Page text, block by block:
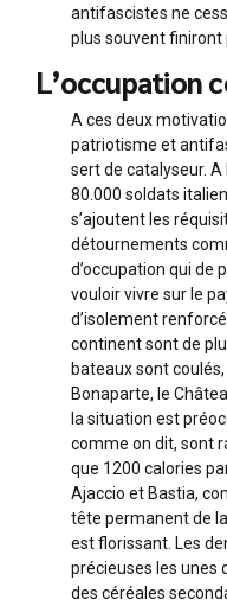
antifascistes ne
plus souvent finiront
L’occupation
A ces deux
patriotisme et
sert de catalyseur.
80.000 soldats
s’ajoutent les
détournements
d’occupation qui de
vouloir vivre sur le
d’isolement
continent sont de
bateaux sont
Bonaparte, le
la situation est
comme on dit, sont
que 1200 calories
Ajaccio et Bastia,
tête permanent de
est florissant. Les
précieuses les unes
des céréales